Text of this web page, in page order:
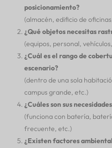
posicionamiento?
(almacén, edificio de
¿Qué objetos necesitas
(equipos, personal,
¿Cuál es el rango de
escenario?
(dentro de una sola
campus grande, etc.)
¿Cuáles son sus
(funciona con batería,
frecuente, etc.)
¿Existen factores